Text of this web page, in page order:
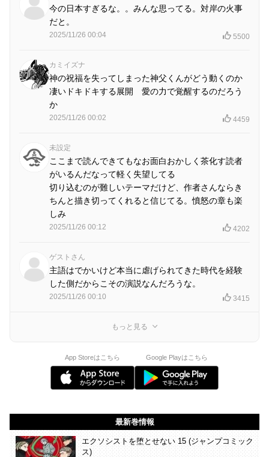
今の日本すぎるな。。みんな思ってる。対岸の火事
だと。
2025/11/26 00:04 5500
カミイズナ
神の祝福を失ってしまった神父くんがどう動くのか
凄いドキドキする展開 愛の力で覚醒するのだろう
か
2025/11/26 00:02 4459
未設定
ここまで読んできてもなお面白おかしく茶化す読者
がいるんだなって軽く失望してる
切り込むのが難しいテーマだけど、作者さんならき
ちんと描き切ってくれると信じてる。憤怒の章も楽
しみ
2025/11/26 00:12 4202
ゲストさん
主語はでかいけど本当に虐げられてきた時代を経験
した側だからこその演説なんだろうな。
2025/11/26 00:10 3415
もっと見る
App Storeはこちら Google Playはこちら
最新巻情報
エクソシストを堕とせない 15 (ジャンプコミック
ス)